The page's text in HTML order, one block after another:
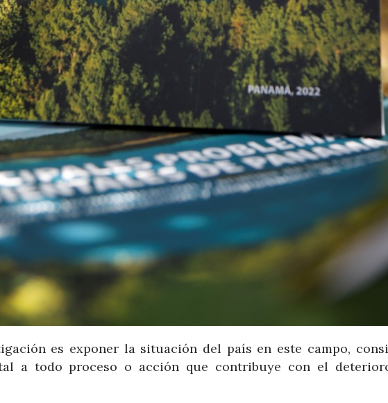
es exponer la situación del país en este campo,
a todo proceso o acción que contribuye con el